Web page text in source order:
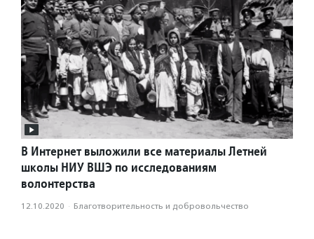
В Интернет выложили все материалы Летней
школы НИУ ВШЭ по исследованиям
волонтерства
12.10.2020 · Благотвори­тель­ность и доброволь­чест­во